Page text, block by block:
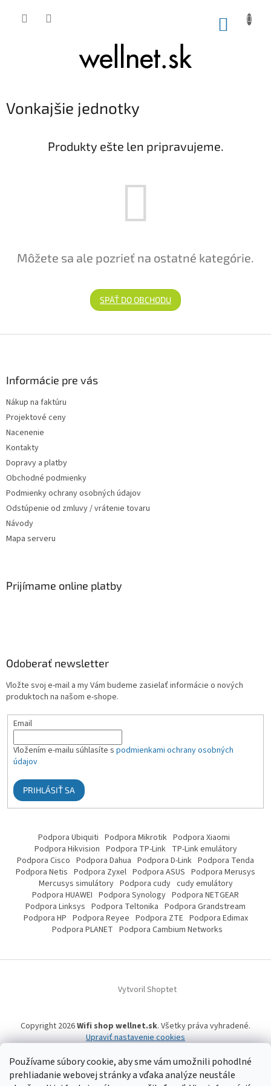
Používame súbory cookie, aby sme vám umožnili pohodlné
prehliadanie webovej stránky a vďaka analýze neustále
Vonkajšie jednotky
Produkty ešte len pripravujeme.
Môžete sa ale pozrieť na ostatné kategórie.
SPÄŤ DO OBCHODU
Informácie pre vás
Nákup na faktúru
Projektové ceny
Nacenenie
Kontakty
Dopravy a platby
Obchodné podmienky
Podmienky ochrany osobných údajov
Odstúpenie od zmluvy / vrátenie tovaru
Návody
Mapa serveru
Prijímame online platby
Odoberať newsletter
Vložte svoj e-mail a my Vám budeme zasielať informácie o nových
produktoch na našom e-shope.
Email
Vložením e-mailu súhlasíte s podmienkami ochrany osobných
údajov
PRIHLÁSIŤ SA
Podpora Ubiquiti Podpora Mikrotik Podpora Xiaomi
Podpora Hikvision Podpora TP-Link TP-Link emulátory
Podpora Cisco Podpora Dahua Podpora D-Link Podpora Tenda
Podpora Netis Podpora Zyxel Podpora ASUS Podpora Merusys
Mercusys simulátory Podpora cudy cudy emulátory
Podpora HUAWEI Podpora Synology Podpora NETGEAR
Podpora Linksys Podpora Teltonika Podpora Grandstream
Podpora HP Podpora Reyee Podpora ZTE Podpora Edimax
Podpora PLANET Podpora Cambium Networks
Vytvoril Shoptet
Copyright 2026Wifi shop wellnet.sk. Všetky práva vyhradené.
Upraviť nastavenie cookies
Wifi shop wellnet.sk prevádzkuje spoločnosť WELLNET, s.r.o.,IČO: 36484610,